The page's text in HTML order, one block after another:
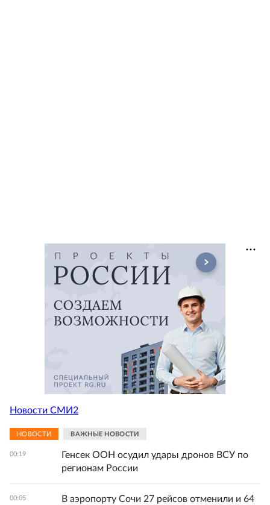
Новости СМИ2
НОВОСТИ ВАЖНЫЕ НОВОСТИ
00:19
Генсек ООН осудил удары дронов ВСУ по
регионам России
00:05
В аэропорту Сочи 27 рейсов отменили и 64